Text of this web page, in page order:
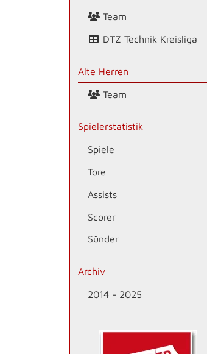
Team
DTZ Technik Kreisliga
Alte Herren
Team
Spielerstatistik
Spiele
Tore
Assists
Scorer
Sünder
Archiv
2014 - 2025